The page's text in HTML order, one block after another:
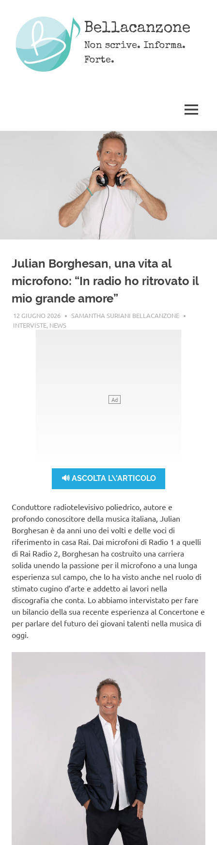
content
Bellacanzone
Non scrive. Informa.
Forte.
MENU
Julian Borghesan, una vita al
microfono: “In radio ho ritrovato il
mio grande amore”
12 GIUGNO 2026
SAMANTHA SURIANI BELLACANZONE
INTERVISTE, NEWS
🔊 ASCOLTA L\'ARTICOLO
Conduttore radiotelevisivo poliedrico, autore e
profondo conoscitore della musica italiana, Julian
Borghesan è da anni uno dei volti e delle voci di
riferimento in casa Rai. Dai microfoni di Radio 1 a quelli
di Rai Radio 2, Borghesan ha costruito una carriera
solida unendo la passione per il microfono a una lunga
esperienza sul campo, che lo ha visto anche nel ruolo di
stimato cugino d’arte e addetto ai lavori nella
discografia che conta. Lo abbiamo intervistato per fare
un bilancio della sua recente esperienza al Concertone e
per parlare del futuro dei giovani talenti nella musica di
oggi.